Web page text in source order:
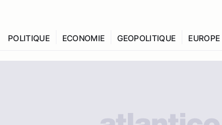
POLITIQUE ECONOMIE GEOPOLITIQUE EUROPE